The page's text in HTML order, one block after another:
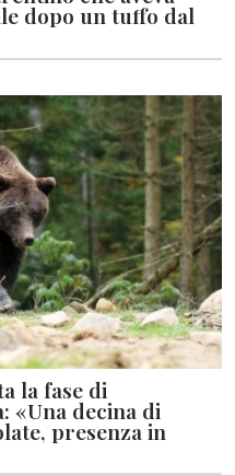
dopo un tuffo dal
la fase di
«Una decina di
presenza in